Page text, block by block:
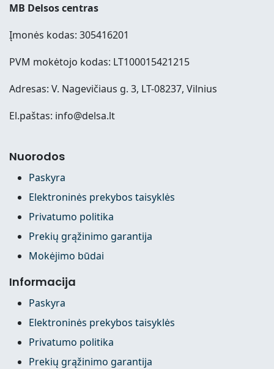
MB Delsos centras
Įmonės kodas: 305416201
PVM mokėtojo kodas: LT100015421215
Adresas: V. Nagevičiaus g. 3, LT-08237, Vilnius
El.paštas: info@delsa.lt
Nuorodos
Paskyra
Elektroninės prekybos taisyklės
Privatumo politika
Prekių grąžinimo garantija
Mokėjimo būdai
Informacija
Paskyra
Elektroninės prekybos taisyklės
Privatumo politika
Prekių grąžinimo garantija